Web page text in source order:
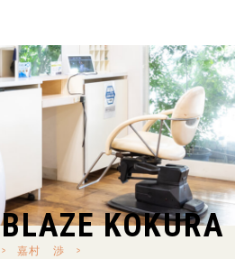
BLAZE KOKURA
> 嘉村 渉
>